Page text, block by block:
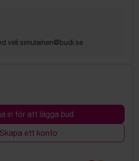
veli.simulainen@budi.se
in för att lägga bud
Skapa ett konto